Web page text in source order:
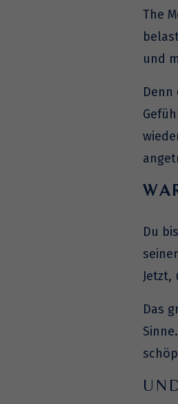
The
und
Du
Jetzt,
Das